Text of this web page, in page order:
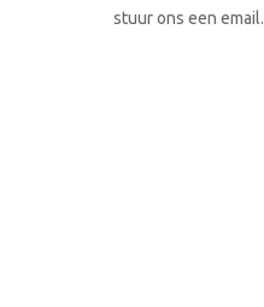
stuur ons een email.